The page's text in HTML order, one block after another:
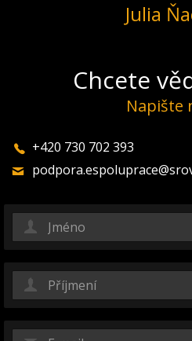
Julia
Chcete
Napište
+420 730 702 393